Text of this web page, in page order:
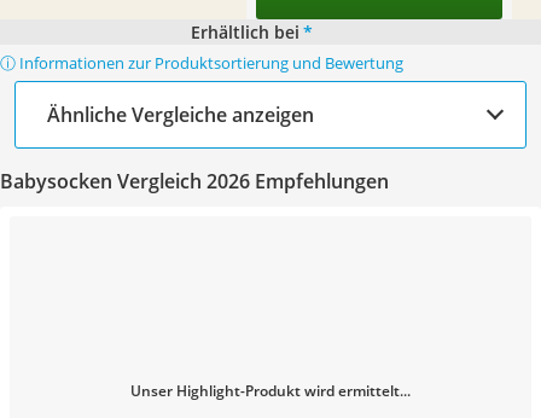
Erhältlich bei *
ⓘ Informationen zur Produktsortierung und Bewertung
Ähnliche Vergleiche anzeigen
Babysocken Vergleich 2026 Empfehlungen
Unser Highlight-Produkt wird ermittelt...